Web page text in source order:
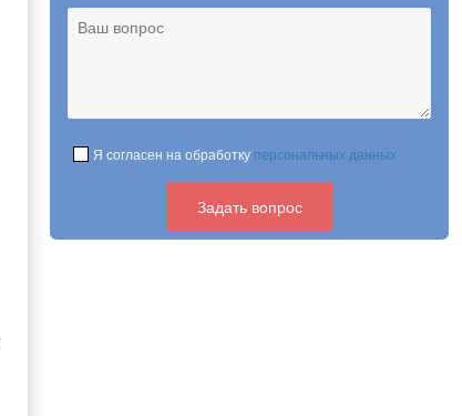
Я согласен на обработку персональных данных